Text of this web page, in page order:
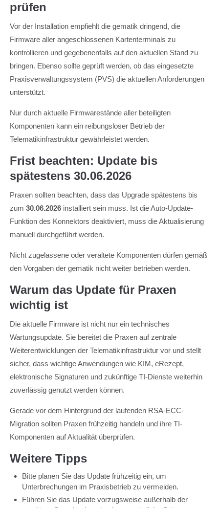
prüfen
Vor der Installation empfiehlt die gematik dringend, die
Firmware aller angeschlossenen Kartenterminals zu
kontrollieren und gegebenenfalls auf den aktuellen Stand zu
bringen. Ebenso sollte geprüft werden, ob das eingesetzte
Praxisverwaltungssystem (PVS) die aktuellen Anforderungen
unterstützt.
Nur durch aktuelle Firmwarestände aller beteiligten
Komponenten kann ein reibungsloser Betrieb der
Telematikinfrastruktur gewährleistet werden.
Frist beachten: Update bis
spätestens 30.06.2026
Praxen sollten beachten, dass das Upgrade spätestens bis
zum 30.06.2026 installiert sein muss. Ist die Auto-Update-
Funktion des Konnektors deaktiviert, muss die Aktualisierung
manuell durchgeführt werden.
Nicht zugelassene oder veraltete Komponenten dürfen gemäß
den Vorgaben der gematik nicht weiter betrieben werden.
Warum das Update für Praxen
wichtig ist
Die aktuelle Firmware ist nicht nur ein technisches
Wartungsupdate. Sie bereitet die Praxen auf zentrale
Weiterentwicklungen der Telematikinfrastruktur vor und stellt
sicher, dass wichtige Anwendungen wie KIM, eRezept,
elektronische Signaturen und zukünftige TI-Dienste weiterhin
zuverlässig genutzt werden können.
Gerade vor dem Hintergrund der laufenden RSA-ECC-
Migration sollten Praxen frühzeitig handeln und ihre TI-
Komponenten auf Aktualität überprüfen.
Weitere Tipps
Bitte planen Sie das Update frühzeitig ein, um
Unterbrechungen im Praxisbetrieb zu vermeiden.
Führen Sie das Update vorzugsweise außerhalb der